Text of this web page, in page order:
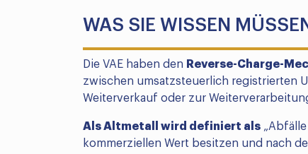
WAS SIE WISSEN
Die VAE haben den Reverse-Charge-
zwischen umsatzsteuerlich registrierten
Weiterverkauf oder zur
Als Altmetall wird definiert als
kommerziellen Wert besitzen und nach